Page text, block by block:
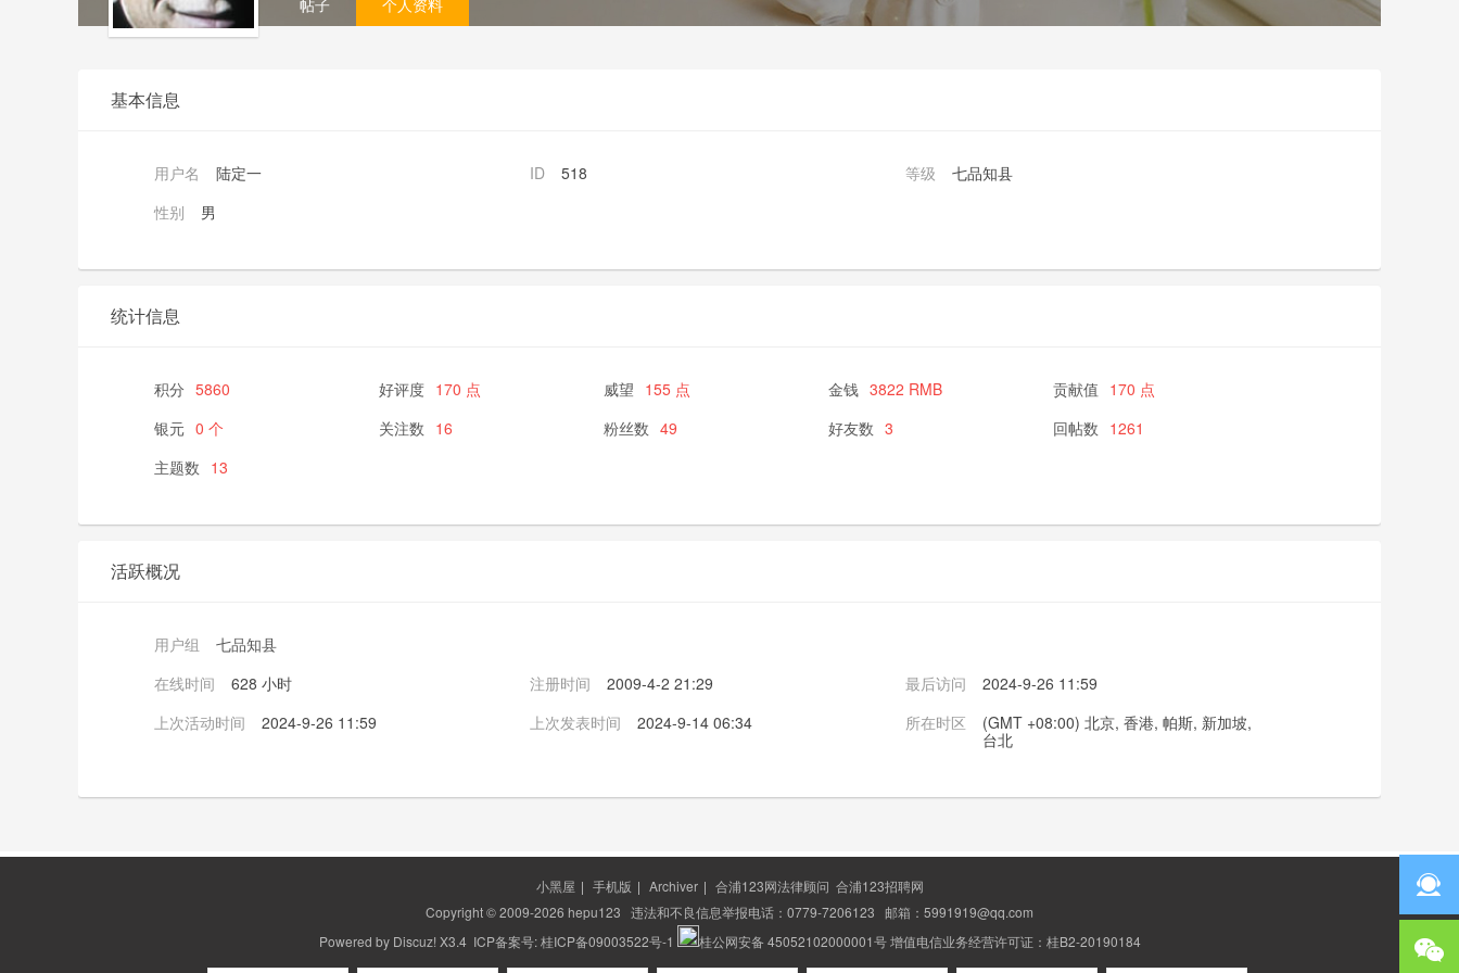
帖子 个人资料
基本信息
用户名 陆定一 ID 518 等级
七品知县
性别
男
统计信息
积分 5860 好评度 170 点 威望 155 点 金钱 3822 RMB 贡献值 170 点
银元 0 个 关注数 16 粉丝数 49 好友数 3 回帖数 1261
主题数 13
活跃概况
用户组
七品知县
在线时间
628 小时 注册时间 2009-4-2 21:29 最后访问
2024-9-26 11:59
上次活动时间
2024-9-26 11:59 上次发表时间 2024-9-14 06:34 所在时区
(GMT +08:00) 北京, 香港, 帕斯, 新加坡,
台北
小黑屋 | 手机版 | Archiver | 合浦123网法律顾问 合浦123招聘网
Copyright © 2009-2026 hepu123 违法和不良信息举报电话：0779-7206123 邮箱：5991919@qq.com
Powered by Discuz! X3.4 ICP备案号:桂ICP备09003522号-1 桂公网安备 45052102000001号增值电信业务经营许可证：桂B2-20190184